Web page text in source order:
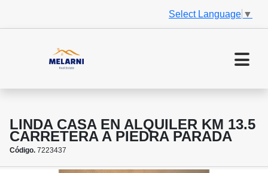
Select Language ▼
LINDA CASA EN ALQUILER KM 13.5
CARRETERA A PIEDRA PARADA
Código. 7223437